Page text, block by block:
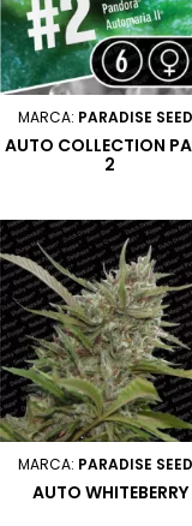
MARCA: PARADISE
AUTO COLLECTION
2
MARCA: PARADISE
AUTO WHITEBERRY